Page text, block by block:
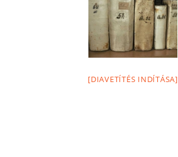
[DIAVETÍTÉS INDÍTÁSA]